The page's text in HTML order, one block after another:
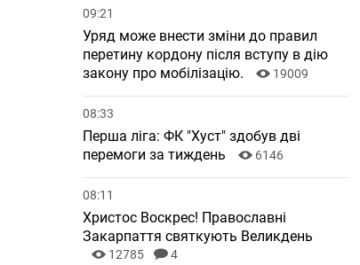
09:21
Уряд може внести зміни до правил
перетину кордону після вступу в дію
закону про мобілізацію.
19009
08:33
Перша ліга: ФК "Хуст" здобув дві
перемоги за тиждень
6146
08:11
Христос Воскрес! Православні
Закарпаття святкують Великдень
12785 4